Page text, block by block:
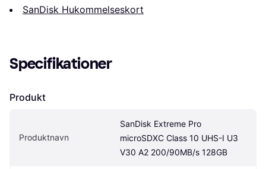
SanDisk Hukommelseskort
Specifikationer
Produkt
Produktnavn
SanDisk Extreme Pro
microSDXC Class 10 UHS-I U3
V30 A2 200/90MB/s 128GB